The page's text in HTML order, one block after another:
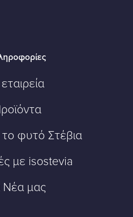
φυτό Στέβια
με isostevia
Νέα μας